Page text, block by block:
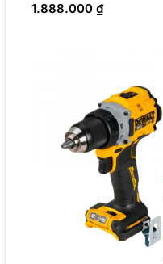
1.888.000 ₫